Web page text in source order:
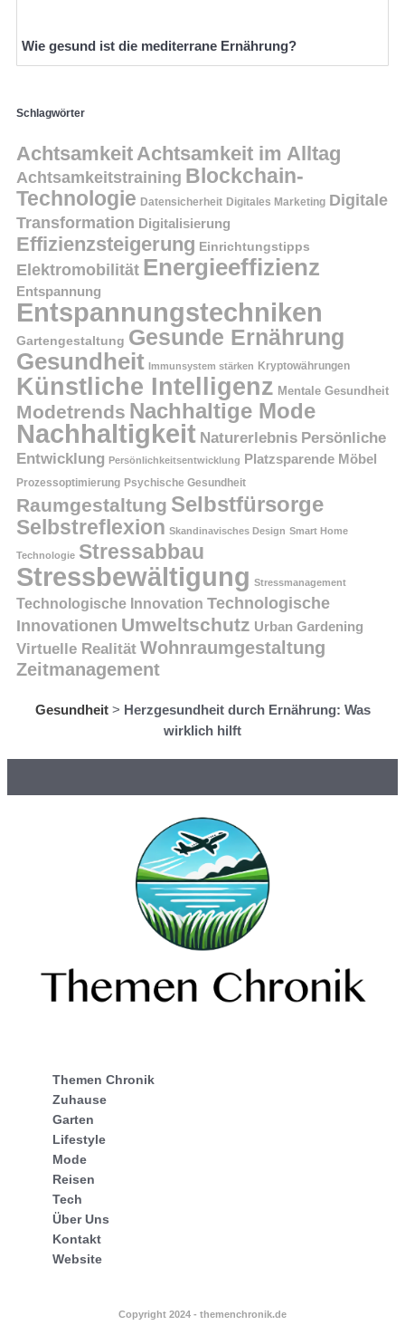
Wie gesund ist die mediterrane Ernährung?
Schlagwörter
Achtsamkeit Achtsamkeit im Alltag
Achtsamkeitstraining Blockchain-
Technologie Datensicherheit Digitales Marketing Digitale
Transformation Digitalisierung
Effizienzsteigerung Einrichtungstipps
Elektromobilität Energieeffizienz
Entspannung
Entspannungstechniken
Gartengestaltung Gesunde Ernährung
Gesundheit Immunsystem stärken Kryptowährungen
Künstliche Intelligenz Mentale Gesundheit
Modetrends Nachhaltige Mode
Nachhaltigkeit Naturerlebnis Persönliche
Entwicklung Persönlichkeitsentwicklung Platzsparende Möbel
Prozessoptimierung Psychische Gesundheit
Raumgestaltung Selbstfürsorge
Selbstreflexion Skandinavisches Design Smart Home
Technologie Stressabbau
Stressbewältigung Stressmanagement
Technologische Innovation Technologische
Innovationen Umweltschutz Urban Gardening
Virtuelle Realität Wohnraumgestaltung
Zeitmanagement
Gesundheit> Herzgesundheit durch Ernährung: Was
wirklich hilft
Themen Chronik
Zuhause
Garten
Lifestyle
Mode
Reisen
Tech
Über Uns
Kontakt
Website
Copyright 2024 - themenchronik.de